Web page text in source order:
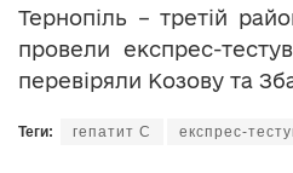
Тернопіль – третій
провели експрес-
перевіряли Козову та
Теги: гепатит С експрес-